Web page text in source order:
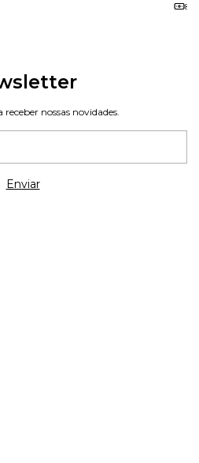
8%
receber nossas novidades.